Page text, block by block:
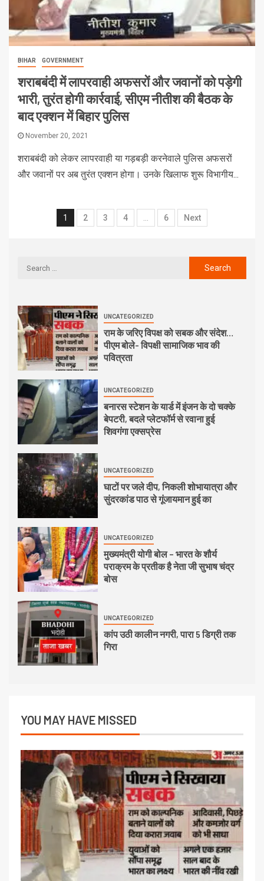
BIHAR GOVERNMENT
शराबबंदी में लापरवाही अफसरों और जवानों को पड़ेगी
भारी, तुरंत होगी कार्रवाई, सीएम नीतीश की बैठक के
बाद एक्शन में बिहार पुलिस
November 20, 2021
शराबबंदी को लेकर लापरवाही या गड़बड़ी करनेवाले पुलिस अफसरों
और जवानों पर अब तुरंत एक्शन होगा। उनके खिलाफ शुरू विभागीय...
1 2 3 4 6 Next
UNCATEGORIZED
राम के जरिए विपक्ष को सबक और संदेश…
पीएम बोले- विपक्षी सामाजिक भाव की
पवित्रता
UNCATEGORIZED
बनारस स्टेशन के यार्ड में इंजन के दो चक्के
बेपटरी, बदले प्लेटफॉर्म से रवाना हुई
शिवगंगा एक्सप्रेस
UNCATEGORIZED
घाटों पर जले दीप, निकली शोभायात्रा और
सुंदरकांड पाठ से गूंजायमान हुई का
UNCATEGORIZED
मुख्यमंत्री योगी बोल – भारत के शौर्य
पराक्रम के प्रतीक है नेता जी सुभाष चंद्र
बोस
UNCATEGORIZED
कांप उठी कालीन नगरी, पारा 5 डिग्री तक
गिरा
YOU MAY HAVE MISSED